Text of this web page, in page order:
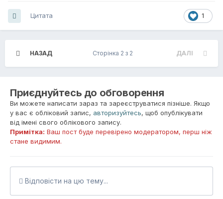
1
Цитата
НАЗАД ДАЛІ
Сторінка 2 з 2
Приєднуйтесь до обговорення
Ви можете написати зараз та зареєструватися пізніше. Якщо
у вас є обліковий запис, авторизуйтесь, щоб опублікувати
від імені свого облікового запису.
Примітка: Ваш пост буде перевірено модератором, перш ніж
стане видимим.
Відповісти на цю тему...